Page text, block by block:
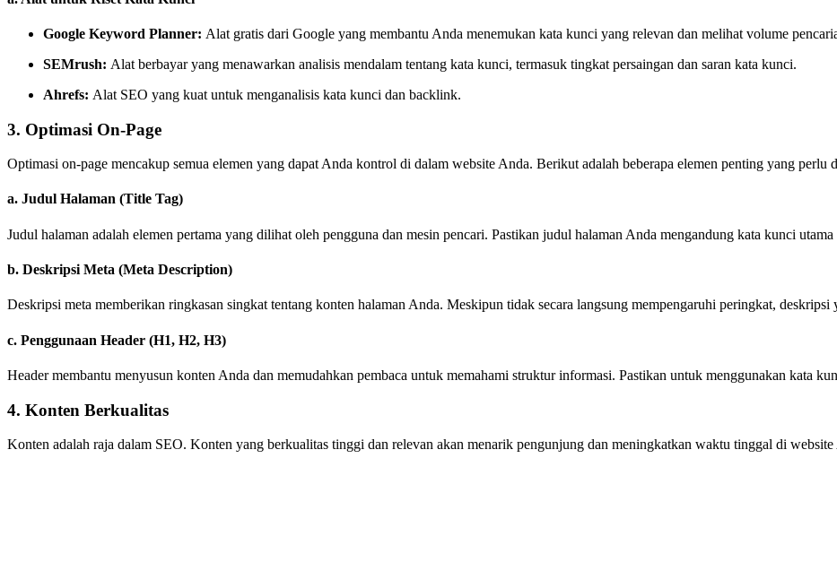
Google Keyword Planner: Alat gratis dari Google yang membantu Anda menemukan kata kunci yang relevan dan melihat volume
SEMrush: Alat berbayar yang menawarkan analisis mendalam tentang kata kunci, termasuk tingkat persaingan dan saran kata kunci.
Ahrefs: Alat SEO yang kuat untuk menganalisis kata kunci dan backlink.
3. Optimasi On-Page
Optimasi on-page mencakup semua elemen yang dapat Anda kontrol di dalam website Anda. Berikut adalah beberapa elemen penting yang perlu
a. Judul Halaman (Title Tag)
Judul halaman adalah elemen pertama yang dilihat oleh pengguna dan mesin pencari. Pastikan judul halaman Anda mengandung kata kunci
b. Deskripsi Meta (Meta Description)
Deskripsi meta memberikan ringkasan singkat tentang konten halaman Anda. Meskipun tidak secara langsung mempengaruhi peringkat,
c. Penggunaan Header (H1, H2, H3)
Header membantu menyusun konten Anda dan memudahkan pembaca untuk memahami struktur informasi. Pastikan untuk menggunakan kata
4. Konten Berkualitas
Konten adalah raja dalam SEO. Konten yang berkualitas tinggi dan relevan akan menarik pengunjung dan meningkatkan waktu tinggal di website